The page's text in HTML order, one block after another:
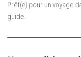
Prêt(e) pour un voyage
guide.